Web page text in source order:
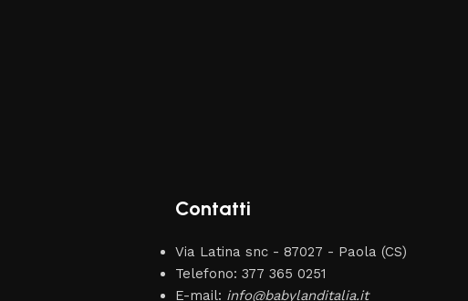
Claudia Marongiu
Contatti
Via Latina snc - 87027 - Paola (CS)
Telefono: 377 365 0251
E-mail: info@babylanditalia.it